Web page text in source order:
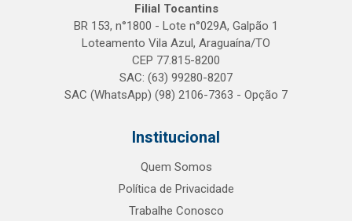
Filial Tocantins
BR 153, n°1800 - Lote n°029A, Galpão 1
Loteamento Vila Azul, Araguaína/TO
CEP 77.815-8200
SAC: (63) 99280-8207
SAC (WhatsApp) (98) 2106-7363 - Opção 7
Institucional
Quem Somos
Política de Privacidade
Trabalhe Conosco